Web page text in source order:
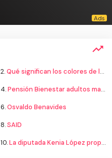
2.Qué significan los colores de la bandera
4.Pensión Bienestar adultos mayores
6.Osvaldo Benavides
8.SAID
10.La diputada Kenia López propone cambiar el nombre del país a México